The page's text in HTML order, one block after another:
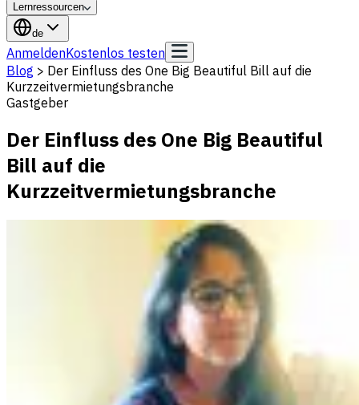
Lernressourcen
de
AnmeldenKostenlos testen
Blog > Der Einfluss des One Big Beautiful Bill auf die
Kurzzeitvermietungsbranche
Gastgeber
Der Einfluss des One Big Beautiful
Bill auf die
Kurzzeitvermietungsbranche